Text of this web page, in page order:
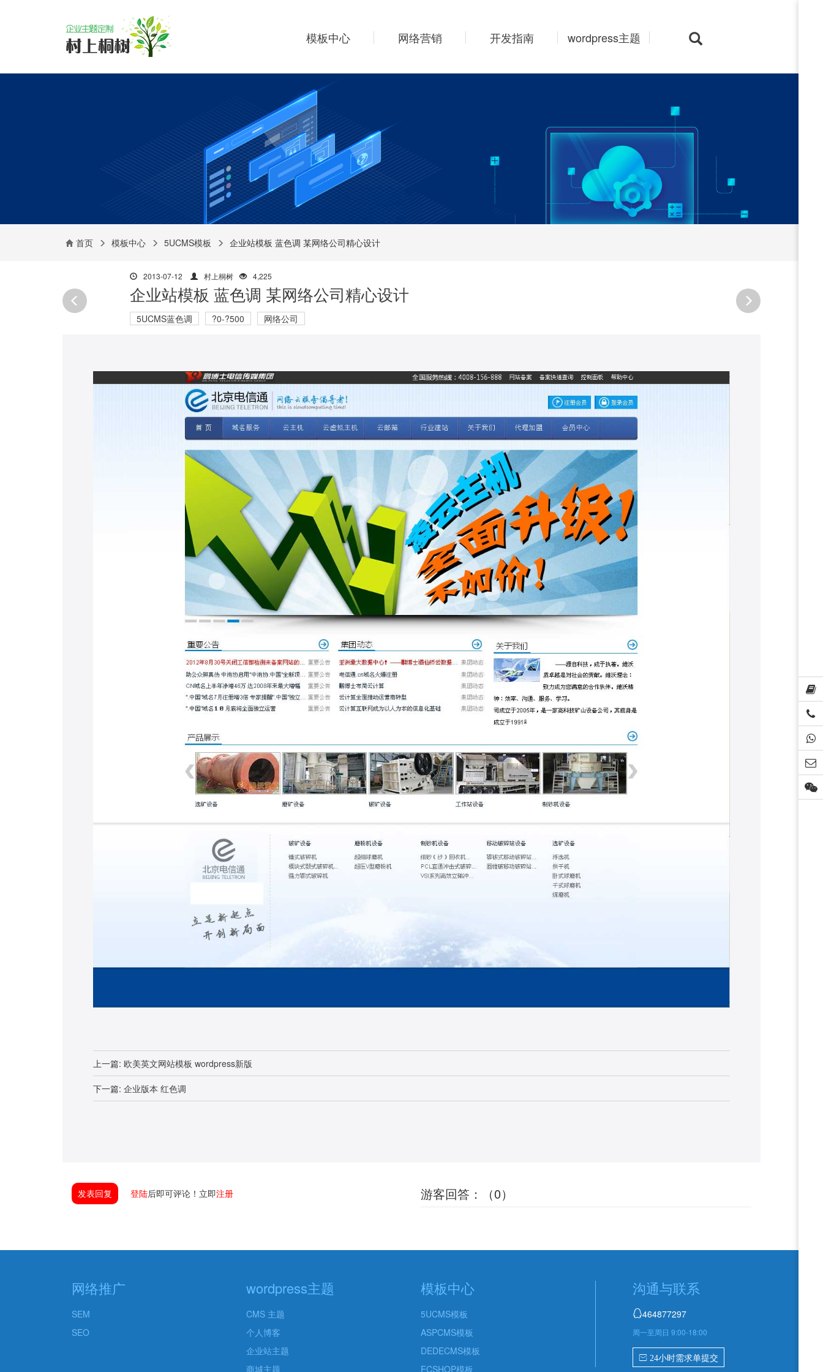
模板中心 网络营销 开发指南 wordpress主题
首页 模板中心 5UCMS模板 企业站模板 蓝色调 某网络公司精心设计
2013-07-12 村上桐树 4,225
企业站模板 蓝色调 某网络公司精心设计
5UCMS蓝色调 ?0-?500 网络公司
上一篇: 欧美英文网站模板 wordpress新版
下一篇: 企业版本 红色调
发表回复 登陆后即可评论！立即注册 游客回答：（0）
网络推广
SEM
SEO
wordpress主题
CMS 主题
个人博客
企业站主题
商城主题
模板中心
5UCMS模板
ASPCMS模板
DEDECMS模板
ECSHOP模板
沟通与联系
464877297
周一至周日 9:00-18:00
 24小时需求单提交